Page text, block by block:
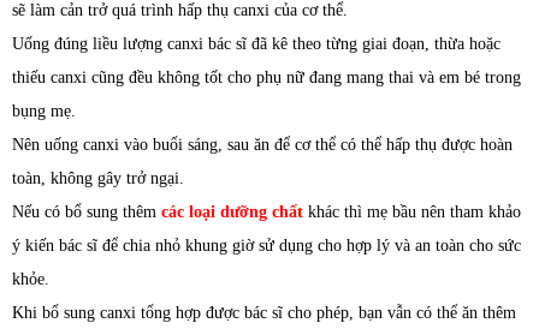
sẽ làm cản trở quá trình hấp thụ canxi của cơ thể.
Uống đúng liều lượng canxi bác sĩ đã kê theo từng giai đoạn, thừa hoặc
thiếu canxi cũng đều không tốt cho phụ nữ đang mang thai và em bé trong
bụng mẹ.
Nên uống canxi vào buổi sáng, sau ăn để cơ thể có thể hấp thụ được hoàn
toàn, không gây trở ngại.
Nếu có bổ sung thêm các loại dưỡng chất khác thì mẹ bầu nên tham khảo
ý kiến bác sĩ để chia nhỏ khung giờ sử dụng cho hợp lý và an toàn cho sức
khỏe.
Khi bổ sung canxi tổng hợp được bác sĩ cho phép, bạn vẫn có thể ăn thêm